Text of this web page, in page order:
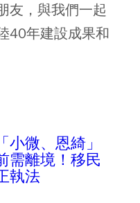
友，與我們一起
40年建設成果和
微、恩綺」
需離境！移民
執法